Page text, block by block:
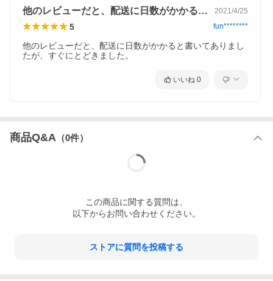
他のレビューだと、配送に日数がかかると… 2021/4/25
5 fun********
他のレビューだと、配送に日数がかかると書いてありまし
たが、すぐにとどきました。
いいね 0
商品Q&A （0件）
この商品に関する質問は、
以下からお問い合わせください。
ストアに質問を投稿する